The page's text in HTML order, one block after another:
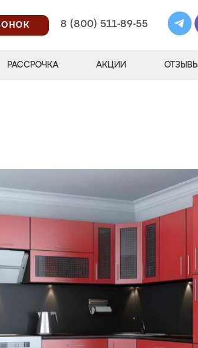
8 (800) 511-89-55
РАССРОЧКА АКЦИИ ОТЗЫВЫ